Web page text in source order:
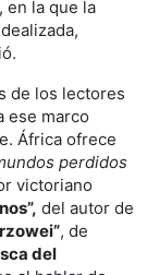
en la que la
de los lectores
ese marco
África ofrece
perdidos
victoriano
del autor de
, de
del